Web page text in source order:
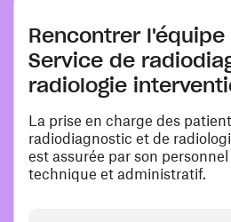
Rencontrer l'équipe
Service de
radiologie
La prise en charge des
radiodiagnostic et de
est assurée par son
technique et administratif.